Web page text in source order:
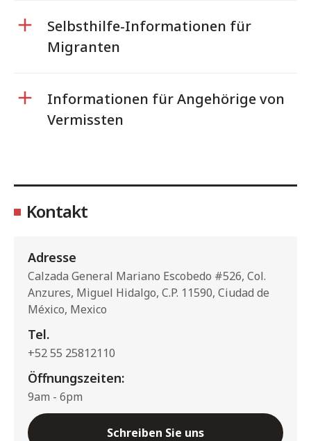
Selbsthilfe-Informationen für
Migranten
Informationen für Angehörige von
Vermissten
Kontakt
Adresse
Calzada General Mariano Escobedo #526, Col.
Anzures, Miguel Hidalgo, C.P. 11590, Ciudad de
México, Mexico
Tel.
+52 55 25812110
Öffnungszeiten:
9am - 6pm
Schreiben Sie uns